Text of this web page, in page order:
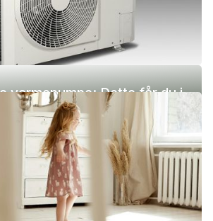
varmepumpe: Dette får du i